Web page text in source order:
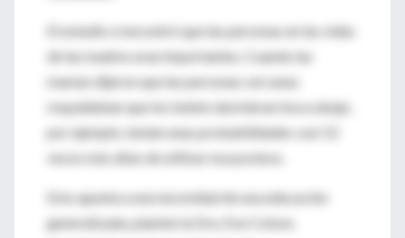
El estudio sí encontró que las personas en las vidas
de las madres eran importantes. Cuando las
mamás dijeron que las personas cercanas
respaldaban que los bebés durmieran boca abajo,
por ejemplo, tenían unas probabilidades casi 12
veces más altas de utilizar esa postura.
Esto apunta a una necesidad de una educación
generalizada, planteó la Dra. Eve Colson,